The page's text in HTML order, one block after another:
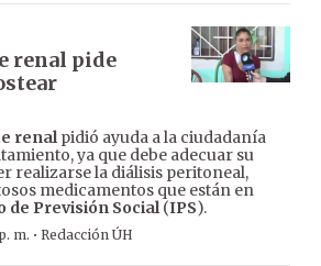
renal pide
renalpidió ayuda a la ciudadanía
ya que debe adecuar su
realizarse la diálisis peritoneal,
medicamentos que están en
de Previsión Social(IPS).
m. · Redacción ÚH